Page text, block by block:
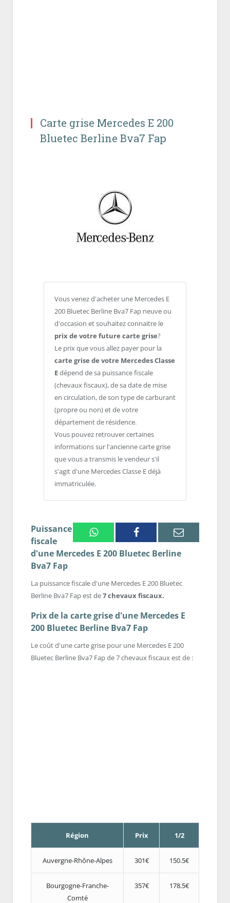
Carte grise Mercedes E 200
Bluetec Berline Bva7 Fap
Vous venez d'acheter une Mercedes E
200 Bluetec Berline Bva7 Fap neuve ou
d'occasion et souhaitez connaitre le
prix de votre future carte grise?
Le prix que vous allez payer pour la
carte grise de votre Mercedes Classe
Edépend de sa puissance fiscale
(chevaux fiscaux), de sa date de mise
en circulation, de son type de carburant
(propre ou non) et de votre
département de résidence.
Vous pouvez retrouver certaines
informations sur l'ancienne carte grise
que vous a transmis le vendeur s'il
s'agit d'une Mercedes Classe E déjà
immatriculée.
WhatsappFacebook Email
Puissance
fiscale
d'une Mercedes E 200 Bluetec Berline
Bva7 Fap
La puissance fiscale d'une Mercedes E 200 Bluetec
Berline Bva7 Fap est de7 chevaux fiscaux.
Prix de la carte grise d'une Mercedes E
200 Bluetec Berline Bva7 Fap
Le coût d'une carte grise pour une Mercedes E 200
Bluetec Berline Bva7 Fap de 7 chevaux fiscaux est de :
Région Prix 1/2
Auvergne-Rhône-Alpes 301€ 150.5€
Bourgogne-Franche-
Comté
357€ 178.5€